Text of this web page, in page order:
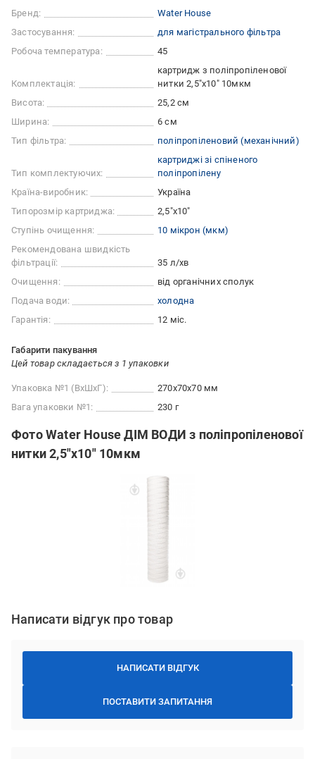
Бренд:
Water House
Застосування:
для магістрального фільтра
Робоча температура:
45
Комплектація:
картридж з поліпропіленової
нитки 2,5"х10" 10мкм
Висота:
25,2 см
Ширина:
6 см
Тип фільтра:
поліпропіленовий (механічний)
Тип комплектуючих:
картриджі зі спіненого
поліпропілену
Країна-виробник:
Україна
Типорозмір картриджа:
2,5"x10"
Ступінь очищення:
10 мікрон (мкм)
Рекомендована швидкість
фільтрації:
35 л/хв
Очищення:
від органічних сполук
Подача води:
холодна
Гарантія:
12 міс.
Габарити пакування
Цей товар складається з 1 упаковки
Упаковка №1 (ВхШхГ):
270x70x70 мм
Вага упаковки №1:
230 г
Фото Water House ДІМ ВОДИ з поліпропіленової
нитки 2,5"х10" 10мкм
Написати відгук про товар
НАПИСАТИ ВІДГУК
ПОСТАВИТИ ЗАПИТАННЯ